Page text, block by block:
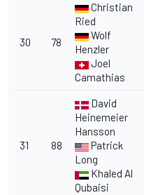
30 78
Christian
Ried
Wolf
Henzler
Joel
Camathias
31 88
David
Heinemeier
Hansson
Patrick
Long
Khaled Al
Qubaisi